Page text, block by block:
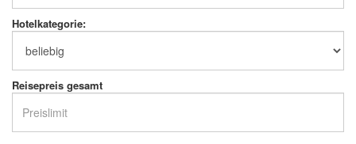
Hotelkategorie:
Reisepreis gesamt